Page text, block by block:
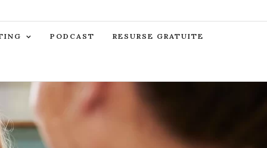
PODCAST RESURSE GRATUITE